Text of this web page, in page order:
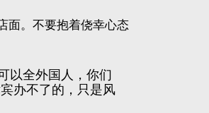
面。不要抱着侥幸心态
以全外国人，你们
办不了的，只是风